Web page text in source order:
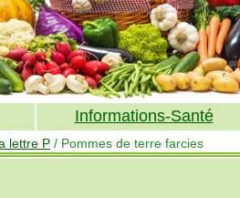
Informations-Santé
lettre P / Pommes de terre farcies